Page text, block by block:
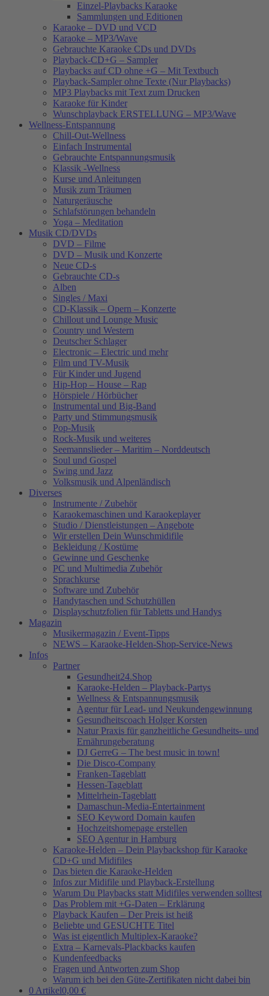
Einzel-Playbacks Karaoke
Sammlungen und Editionen
Karaoke – DVD und VCD
Karaoke – MP3/Wave
Gebrauchte Karaoke CDs und DVDs
Playback-CD+G – Sampler
Playbacks auf CD ohne +G – Mit Textbuch
Playback-Sampler ohne Texte (Nur Playbacks)
MP3 Playbacks mit Text zum Drucken
Karaoke für Kinder
Wunschplayback ERSTELLUNG – MP3/Wave
Wellness-Entspannung
Chill-Out-Wellness
Einfach Instrumental
Gebrauchte Entspannungsmusik
Klassik -Wellness
Kurse und Anleitungen
Musik zum Träumen
Naturgeräusche
Schlafstörungen behandeln
Yoga – Meditation
Musik CD/DVDs
DVD – Filme
DVD – Musik und Konzerte
Neue CD-s
Gebrauchte CD-s
Alben
Singles / Maxi
CD-Klassik – Opern – Konzerte
Chillout und Lounge Music
Country und Western
Deutscher Schlager
Electronic – Electric und mehr
Film und TV-Musik
Für Kinder und Jugend
Hip-Hop – House – Rap
Hörspiele / Hörbücher
Instrumental und Big-Band
Party und Stimmungsmusik
Pop-Musik
Rock-Musik und weiteres
Seemannslieder – Maritim – Norddeutsch
Soul und Gospel
Swing und Jazz
Volksmusik und Alpenländisch
Diverses
Instrumente / Zubehör
Karaokemaschinen und Karaokeplayer
Studio / Dienstleistungen – Angebote
Wir erstellen Dein Wunschmidifile
Bekleidung / Kostüme
Gewinne und Geschenke
PC und Multimedia Zubehör
Sprachkurse
Software und Zubehör
Handytaschen und Schutzhüllen
Displayschutzfolien für Tabletts und Handys
Magazin
Musikermagazin / Event-Tipps
NEWS – Karaoke-Helden-Shop-Service-News
Infos
Partner
Gesundheit24.Shop
Karaoke-Helden – Playback-Partys
Wellness & Entspannungsmusik
Agentur für Lead- und Neukundengewinnung
Gesundheitscoach Holger Korsten
Natur Praxis für ganzheitliche Gesundheits- und
Ernährungeberatung
DJ GerreG – The best music in town!
Die Disco-Company
Franken-Tageblatt
Hessen-Tageblatt
Mittelrhein-Tageblatt
Damaschun-Media-Entertainment
SEO Keyword Domain kaufen
Hochzeitshomepage erstellen
SEO Agentur in Hamburg
Karaoke-Helden – Dein Playbackshop für Karaoke
CD+G und Midifiles
Das bieten die Karaoke-Helden
Infos zur Midifile und Playback-Erstellung
Warum Du Playbacks statt Midifiles verwenden solltest
Das Problem mit +G-Daten – Erklärung
Playback Kaufen – Der Preis ist heiß
Beliebte und GESUCHTE Titel
Was ist eigentlich Multiplex-Karaoke?
Extra – Karnevals-Plackbacks kaufen
Kundenfeedbacks
Fragen und Antworten zum Shop
Warum ich bei den Güte-Zertifikaten nicht dabei bin
0 Artikel0,00 €